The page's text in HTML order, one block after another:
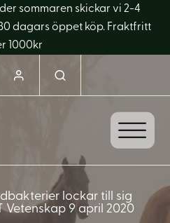
sommaren skickar vi 2-4
dagars öppet köp. Fraktfritt
1000kr
lockar till sig
Vetenskap 9 april 2020